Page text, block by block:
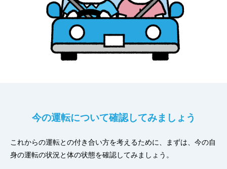
今の運転について確認してみましょう
これからの運転との付き合い方を考えるために、まずは、今の自
身の運転の状況と体の状態を確認してみましょう。